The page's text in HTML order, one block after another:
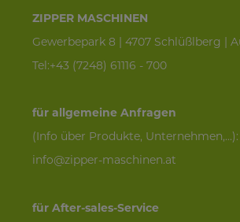
ZIPPER MASCHINEN
Gewerbepark 8 | 4707 Schlüßlberg |
Tel:+43 (7248) 61116 - 700
für allgemeine Anfragen
(Info über Produkte, Unternehmen,...):
info@zipper-maschinen.at
für After-sales-Service